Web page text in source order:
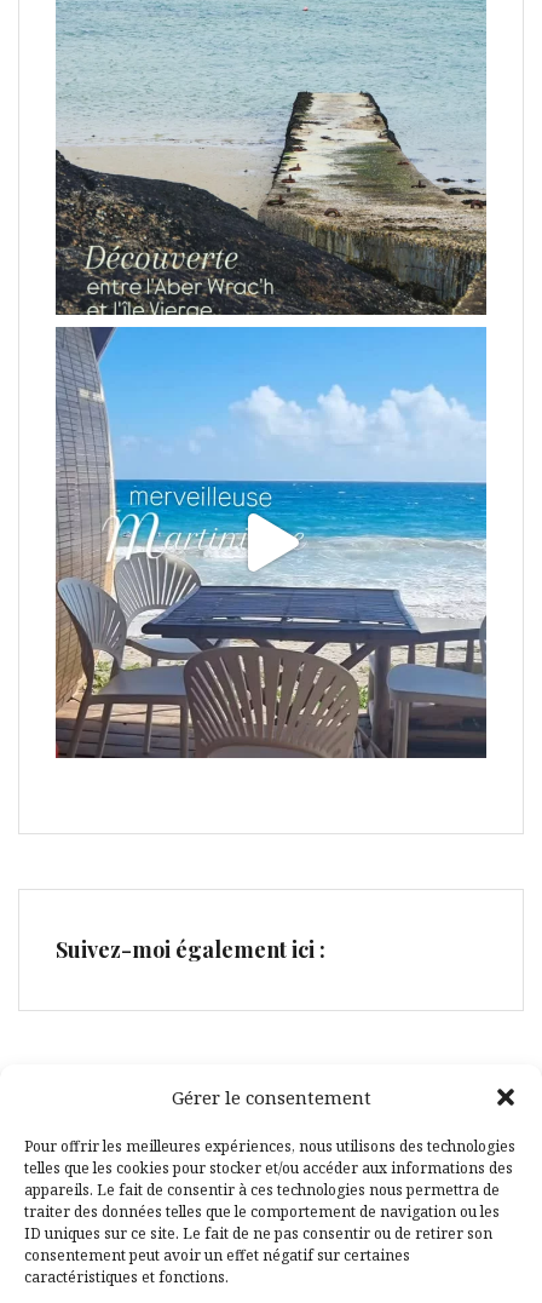
Gérer le consentement
Pour offrir les meilleures expériences, nous utilisons des technologies
telles que les cookies pour stocker et/ou accéder aux informations des
appareils. Le fait de consentir à ces technologies nous permettra de
traiter des données telles que le comportement de navigation ou les
ID uniques sur ce site. Le fait de ne pas consentir ou de retirer son
consentement peut avoir un effet négatif sur certaines
caractéristiques et fonctions.
Suivez-moi également ici :
Facebook
Pinterest